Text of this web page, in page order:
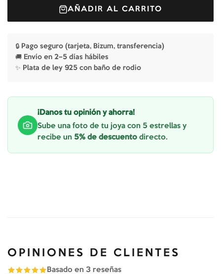
AÑADIR AL CARRITO
🔒 Pago seguro (tarjeta, Bizum, transferencia)
🚚 Envío en 2–5 días hábiles
✨ Plata de ley 925 con baño de rodio
¡Danos tu opinión y ahorra!
Sube una foto de tu joya con 5 estrellas y
recibe un 5% de descuento directo.
OPINIONES DE CLIENTES
Basado en 3 reseñas